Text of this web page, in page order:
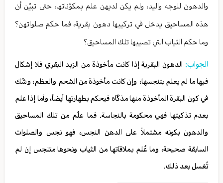
والدهون للوجه واليد، ولم يكن لديهن علم بمكوّناتها، حتى تبيّن أن
هذه المساحيق يدخل في تركيبها دهون بقرية، فما حكم صلواتهن؟
وما حكم الثياب التي تصيبها تلك المساحيق؟
الجواب: الدهون البقرية إذا كانت مأخوذة من الزبد البقري فلا إشكال
فيها ما لم يعلم بتنجسها، وإن كانت مأخوذة من الشحم والعظم، وشُك
في كون البقرة المأخوذة منها مذكّاه فيحكم بطهارتها أيضاً، وأما إذا علم
بعدم تذكيتها فهي محكومة بالنجاسة. فما علُم من تلك المساحيق
والدهون بكونه مشتملاً على الدهن النجس، فهو نجس والصلوات
السابقة صحيحة، وما عُلم بملاقاتها من الثياب ونحوها متنجس إن لم
تُغسل بعد ذلك.